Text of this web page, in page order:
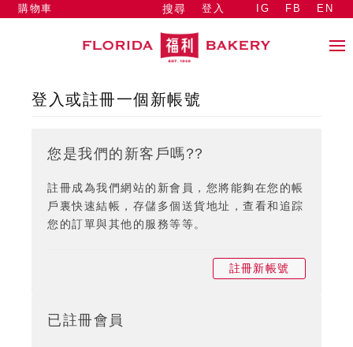
搜尋 登入
購物車 IG FB EN
登入或註冊一個新帳號
您是我們的新客戶嗎??
註冊成為我們網站的新會員，您將能夠在您的帳
戶裏快速結帳，存儲多個送貨地址，查看和追踪
您的訂單與其他的服務等等。
註冊新帳號
已註冊會員